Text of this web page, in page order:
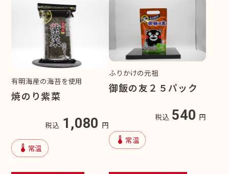
有明海産の海苔を使用
焼のり紫菜
税込 1,080 円
device_thermostat 常温
ふりかけの元祖
御飯の友２５パック
税込 540 円
device_thermostat 常温